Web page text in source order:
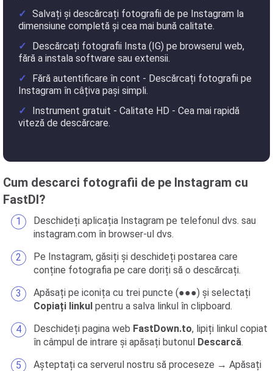
Salvați și descărcați fotografii de pe Instagram la
dimensiune completă și cea mai bună calitate.
Descărcați fotografii Insta (IG) pe browserul web,
fără a instala software sau extensii.
Fără autentificare în cont - Descărcați fotografii pe
Instagram în câțiva pași simpli.
Instrument gratuit - Calitate HD - Cea mai rapidă
viteză de descărcare.
Cum descarci fotografii de pe Instagram cu
FastDl?
Deschideți aplicația Instagram pe telefonul dvs. sau
instagram.com în browser-ul dvs.
Pe Instagram, găsiți și deschideți postarea care
conține fotografia pe care doriți să o descărcați.
Apăsați pe iconița cu trei puncte (●●●) și selectați
Copiați linkul pentru a salva linkul în clipboard.
Deschideți pagina web FastDown.to, lipiți linkul copiat
în câmpul de intrare și apăsați butonul Descarcă.
Așteptați ca serverul nostru să proceseze → Apăsați